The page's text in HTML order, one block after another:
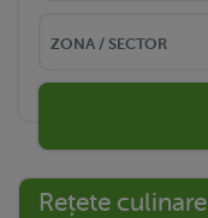
Rețete culinare